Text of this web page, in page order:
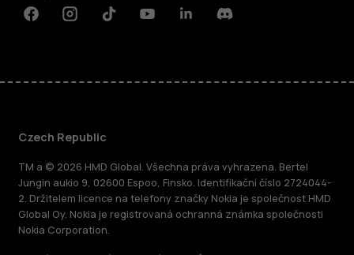
FacebookInstagramTiktokYoutubeLinkedinDiscord
Czech Republic
TM a © 2026 HMD Global. Všechna práva vyhrazena. Bertel
Jungin aukio 9, 02600 Espoo, Finsko. Identifikační číslo 2724044-
2. Držitelem licence na telefony značky Nokia je společnost HMD
Global Oy. Nokia je registrovaná ochranná známka společnosti
Nokia Corporation.